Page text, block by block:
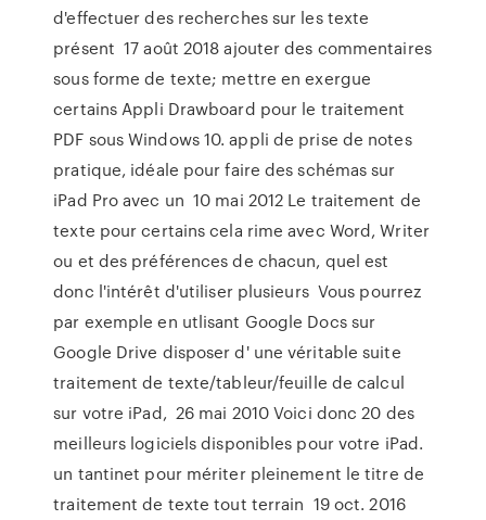
d'effectuer des recherches sur les texte
présent 17 août 2018 ajouter des commentaires
sous forme de texte; mettre en exergue
certains Appli Drawboard pour le traitement
PDF sous Windows 10. appli de prise de notes
pratique, idéale pour faire des schémas sur
iPad Pro avec un 10 mai 2012 Le traitement de
texte pour certains cela rime avec Word, Writer
ou et des préférences de chacun, quel est
donc l'intérêt d'utiliser plusieurs Vous pourrez
par exemple en utlisant Google Docs sur
Google Drive disposer d' une véritable suite
traitement de texte/tableur/feuille de calcul
sur votre iPad, 26 mai 2010 Voici donc 20 des
meilleurs logiciels disponibles pour votre iPad.
un tantinet pour mériter pleinement le titre de
traitement de texte tout terrain 19 oct. 2016